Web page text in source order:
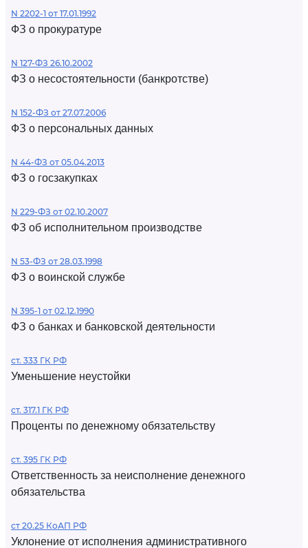
N 2202-1 от 17.01.1992
ФЗ о прокуратуре
N 127-ФЗ 26.10.2002
ФЗ о несостоятельности (банкротстве)
N 152-ФЗ от 27.07.2006
ФЗ о персональных данных
N 44-ФЗ от 05.04.2013
ФЗ о госзакупках
N 229-ФЗ от 02.10.2007
ФЗ об исполнительном производстве
N 53-ФЗ от 28.03.1998
ФЗ о воинской службе
N 395-1 от 02.12.1990
ФЗ о банках и банковской деятельности
ст. 333 ГК РФ
Уменьшение неустойки
ст. 317.1 ГК РФ
Проценты по денежному обязательству
ст. 395 ГК РФ
Ответственность за неисполнение денежного
обязательства
ст 20.25 КоАП РФ
Уклонение от исполнения административного